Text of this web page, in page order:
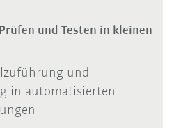
und Testen in kleinen
und
in automatisierten